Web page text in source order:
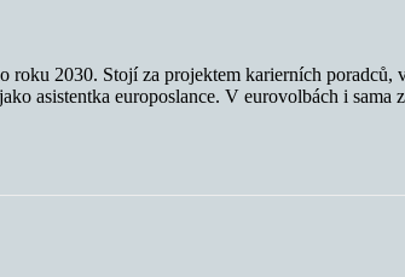
2030. Stojí za projektem karierních poradců,
asistentka europoslance. V eurovolbách i sama